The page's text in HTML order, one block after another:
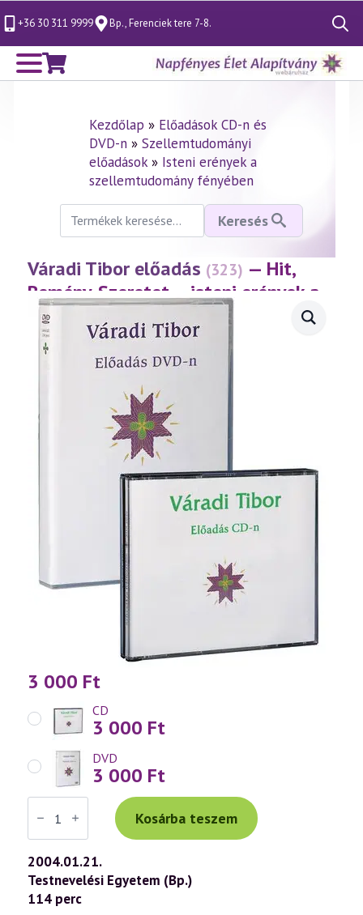
+36 30 311 9999 Bp., Ferenciek tere 7-8.
Search
for:
Kezdőlap » Előadások CD-n és
DVD-n» Szellemtudományi
előadások» Isteni erények a
szellemtudomány fényében
Keresés
következőre:
Keresés
Váradi Tibor előadás (323) — Hit,
Remény, Szeretet – isteni erények a
szellemtudományban
(2004.01.21.)
3 000 Ft
CD
3 000 Ft
DVD
3 000 Ft
Váradi
Tibor
előadás
(323)
—
Hit,
Remény,
Szeretet
–
Kosárba teszem
2004.01.21.
Testnevelési Egyetem (Bp.)
114 perc